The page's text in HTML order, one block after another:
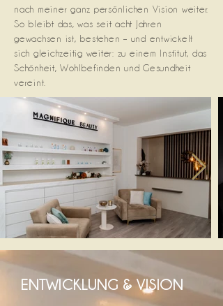
nach meiner ganz persönlichen Vision weiter.
So bleibt das, was seit acht Jahren
gewachsen ist, bestehen – und entwickelt
sich gleichzeitig weiter: zu einem Institut, das
Schönheit, Wohlbefinden und Gesundheit
vereint.
ENTWICKLUNG & VISION